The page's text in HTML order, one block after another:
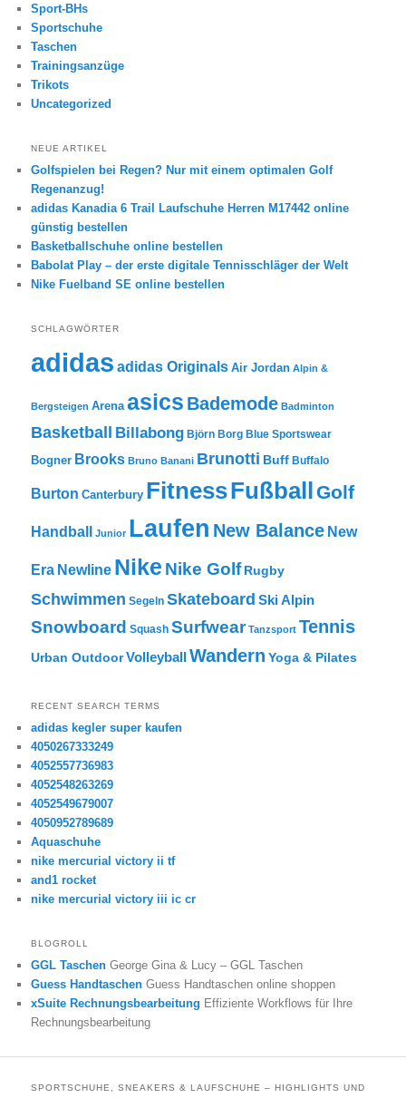
Sport-BHs
Sportschuhe
Taschen
Trainingsanzüge
Trikots
Uncategorized
NEUE ARTIKEL
Golfspielen bei Regen? Nur mit einem optimalen Golf
Regenanzug!
adidas Kanadia 6 Trail Laufschuhe Herren M17442 online
günstig bestellen
Basketballschuhe online bestellen
Babolat Play – der erste digitale Tennisschläger der Welt
Nike Fuelband SE online bestellen
SCHLAGWÖRTER
adidas adidas Originals Air Jordan Alpin &
Bergsteigen Arena asics Bademode Badminton
Basketball Billabong Björn Borg Blue Sportswear
Bogner Brooks Bruno Banani Brunotti Buff Buffalo
Burton Canterbury FitnessFußball Golf
Handball Junior Laufen New Balance New
Era Newline Nike Nike Golf Rugby
Schwimmen Segeln Skateboard Ski Alpin
Snowboard Squash Surfwear Tanzsport Tennis
Urban OutdoorVolleyballWandern Yoga & Pilates
RECENT SEARCH TERMS
adidas kegler super kaufen
4050267333249
4052557736983
4052548263269
4052549679007
4050952789689
Aquaschuhe
nike mercurial victory ii tf
and1 rocket
nike mercurial victory iii ic cr
BLOGROLL
GGL Taschen George Gina & Lucy – GGL Taschen
Guess Handtaschen Guess Handtaschen online shoppen
xSuite Rechnungsbearbeitung Effiziente Workflows für Ihre
Rechnungsbearbeitung
SPORTSCHUHE, SNEAKERS & LAUFSCHUHE – HIGHLIGHTS UND